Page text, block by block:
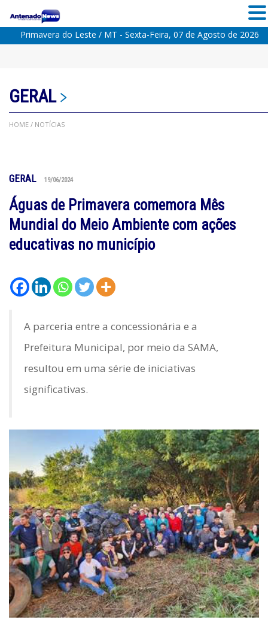
Primavera do Leste / MT - Sexta-Feira, 07 de Agosto de 2026
GERAL
HOME / NOTÍCIAS
GERAL 19/06/2024
Águas de Primavera comemora Mês
Mundial do Meio Ambiente com ações
educativas no município
A parceria entre a concessionária e a
Prefeitura Municipal, por meio da SAMA,
resultou em uma série de iniciativas
significativas.